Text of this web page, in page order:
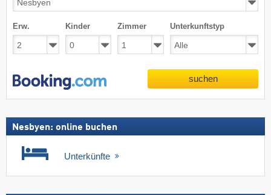
Erw. Kinder Zimmer Unterkunftstyp
suchen
Nesbyen: online buchen
Unterkünfte